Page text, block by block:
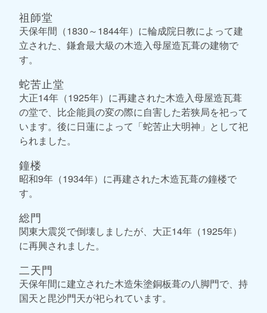
祖師堂
天保年間（1830～1844年）に輪成院日教によって建
立された、鎌倉最大級の木造入母屋造瓦葺の建物で
す。
蛇苦止堂
大正14年（1925年）に再建された木造入母屋造瓦葺
の堂で、比企能員の変の際に自害した若狭局を祀って
います。後に日蓮によって「蛇苦止大明神」として祀
られました。
鐘楼
昭和9年（1934年）に再建された木造瓦葺の鐘楼で
す。
総門
関東大震災で倒壊しましたが、大正14年（1925年）
に再興されました。
二天門
天保年間に建立された木造朱塗銅板葺の八脚門で、持
国天と毘沙門天が祀られています。